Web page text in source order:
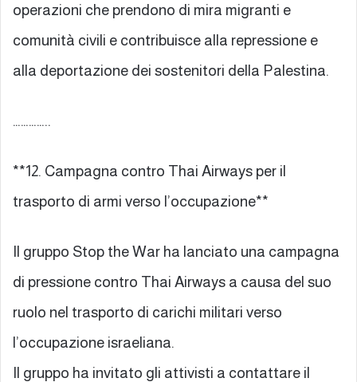
operazioni che prendono di mira migranti e
comunità civili e contribuisce alla repressione e
alla deportazione dei sostenitori della Palestina.
…………..
**12. Campagna contro Thai Airways per il
trasporto di armi verso l’occupazione**
Il gruppo Stop the War ha lanciato una campagna
di pressione contro Thai Airways a causa del suo
ruolo nel trasporto di carichi militari verso
l’occupazione israeliana.
Il gruppo ha invitato gli attivisti a contattare il